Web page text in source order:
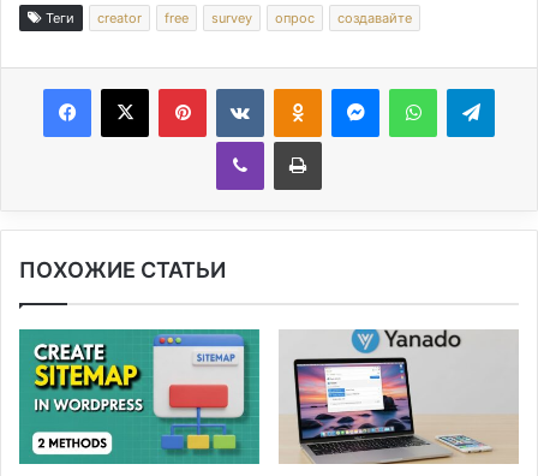
Теги creator free survey опрос создавайте
ПОХОЖИЕ СТАТЬИ